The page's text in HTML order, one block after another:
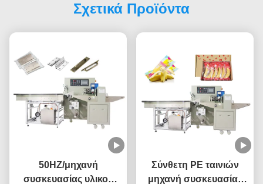
Σχετικά Προϊόντα
50HZ/μηχανή
συσκευασίας υλικού
Σύνθετη PE ταινιών
μηχανή συσκευασίας